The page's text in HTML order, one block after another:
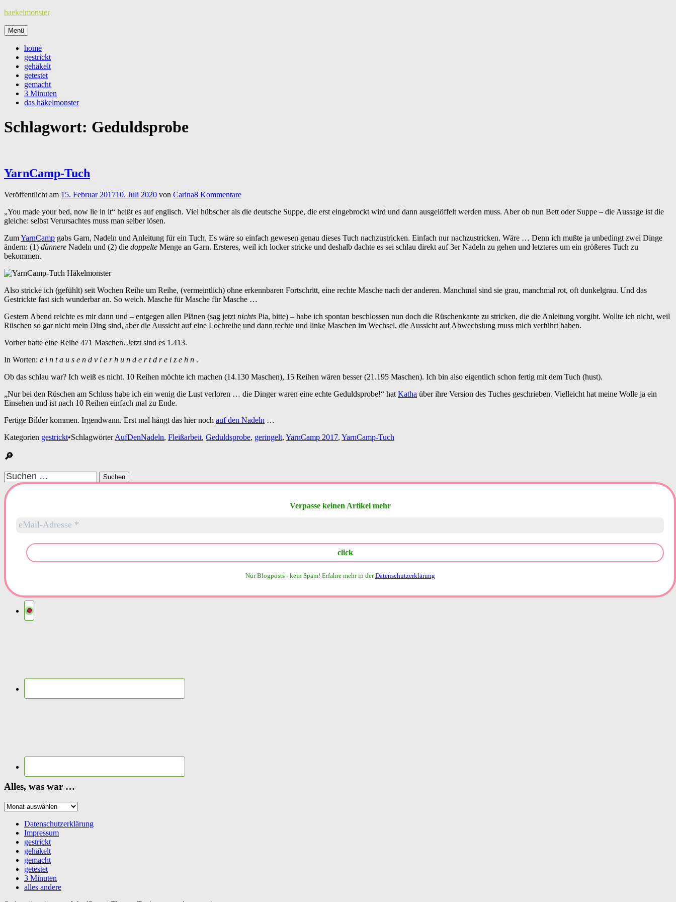
Zum
springen
haekelmonster
Menü
home
gestrickt
gehäkelt
getestet
gemacht
3 Minuten
das häkelmonster
Schlagwort: Geduldsprobe
YarnCamp-Tuch
Veröffentlicht am 15. Februar 201710. Juli 2020 von Carina8 Kommentare
„You made your bed, now lie in it“ heißt es auf englisch. Viel hübscher als die deutsche Suppe, die erst eingebrockt wird und dann ausgelöffelt werden muss. Aber ob nun Bett oder Suppe – die Aussage ist die
gleiche: selbst Verursachtes muss man selber lösen.
ZumYarnCamp gabs Garn, Nadeln und Anleitung für ein Tuch. Es wäre so einfach gewesen genau dieses Tuch nachzustricken. Einfach nur nachzustricken. Wäre … Denn ich mußte ja unbedingt zwei Dinge
ändern: (1) dünnere Nadeln und (2) die doppelte Menge an Garn. Ersteres, weil ich locker stricke und deshalb dachte es sei schlau direkt auf 3er Nadeln zu gehen und letzteres um ein größeres Tuch zu
bekommen.
Also stricke ich (gefühlt) seit Wochen Reihe um Reihe, (vermeintlich) ohne erkennbaren Fortschritt, eine rechte Masche nach der anderen. Manchmal sind sie grau, manchmal rot, oft dunkelgrau. Und das
Gestrickte fast sich wunderbar an. So weich. Masche für Masche für Masche …
Gestern Abend reichte es mir dann und – entgegen allen Plänen (sag jetzt nichts Pia, bitte) – habe ich spontan beschlossen nun doch die Rüschenkante zu stricken, die die Anleitung vorgibt. Wollte ich nicht, weil
Rüschen so gar nicht mein Ding sind, aber die Aussicht auf eine Lochreihe und dann rechte und linke Maschen im Wechsel, die Aussicht auf Abwechslung muss mich verführt haben.
Vorher hatte eine Reihe 471 Maschen. Jetzt sind es 1.413.
In Worten: e i n t a u s e n d v i e r h u n d e r t d r e i z e h n .
Ob das schlau war? Ich weiß es nicht. 10 Reihen möchte ich machen (14.130 Maschen), 15 Reihen wären besser (21.195 Maschen). Ich bin also eigentlich schon fertig mit dem Tuch (hust).
„Nur bei den Rüschen am Schluss habe ich ein wenig die Lust verloren … die Dinger waren eine echte Geduldsprobe!“ hat Katha über ihre Version des Tuches geschrieben. Vielleicht hat meine Wolle ja ein
Einsehen und ist nach 10 Reihen einfach mal zu Ende.
Fertige Bilder kommen. Irgendwann. Erst mal hängt das hier noch auf den Nadeln …
Kategorien gestrickt•SchlagwörterAufDenNadeln, Fleißarbeit, Geduldsprobe, geringelt, YarnCamp 2017, YarnCamp-Tuch
🔎
Suchen
nach:
Verpasse keinen Artikel mehr
Nur Blogposts - kein Spam! Erfahre mehr in derDatenschutzerklärung
Alles, was war …
Alles,
Datenschutzerklärung
Impressum
gestrickt
gehäkelt
gemacht
getestet
3 Minuten
alles andere